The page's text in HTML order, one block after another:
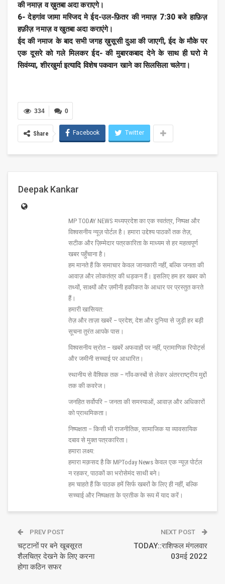
की नमाज़ व ख़ुतबा अदा कराएगे।
6- देहगांव जामा मस्जिद मे ईद-उल-फ़ितर की नमाज़ 7:30 बजे हाफ़िज़
हफ़ीज़ नमाज़ व खुतबा अदा कराएंगे।
ईद की नमाज के बाद सभी जगह ख़ुसूसी दुआ की जाएगी, ईद के मौके पर
एक दूसरे को गले मिलकर ईद- की मुबारकबाद देने के साथ ही घरो मे
सिवंय्या, शीरखुर्मा इत्यादि विशेष पकवान खाने का सिलसिला चलेगा।
0
334
Share Facebook Twitter
Deepak Kankar
MP TODAY NEWS मध्यप्रदेश का एक स्वतंत्र, निष्पक्ष और
विश्वसनीय न्यूज़ पोर्टल है। हमारा उद्देश्य पाठकों तक तेज़,
सटीक और ज़िम्मेदार पत्रकारिता के माध्यम से हर महत्वपूर्ण
खबर पहुँचाना है।
हम मानते हैं कि समाचार केवल जानकारी नहीं, बल्कि जनता की
आवाज़ और लोकतंत्र की धड़कन हैं। इसलिए हम हर खबर को
तथ्यों, साक्ष्यों और ज़मीनी हकीकत के आधार पर प्रस्तुत करते
हैं।
हमारी खासियत:
तेज़ और ताज़ा खबरें – प्रदेश, देश और दुनिया से जुड़ी हर बड़ी
सूचना तुरंत आपके पास।
विश्वसनीय स्रोत – खबरें अफवाहों पर नहीं, प्रामाणिक रिपोर्ट्स
और जमीनी सच्चाई पर आधारित।
स्थानीय से वैश्विक तक – गाँव-कस्बों से लेकर अंतरराष्ट्रीय मुद्दों
तक की कवरेज।
जनहित सर्वोपरि – जनता की समस्याओं, आवाज़ और अधिकारों
को प्राथमिकता।
निष्पक्षता – किसी भी राजनीतिक, सामाजिक या व्यावसायिक
दबाव से मुक्त पत्रकारिता।
हमारा लक्ष्य:
हमारा मक़सद है कि MPToday News केवल एक न्यूज़ पोर्टल
न रहकर, पाठकों का भरोसेमंद साथी बने।
हम चाहते हैं कि पाठक हमें सिर्फ खबरों के लिए ही नहीं, बल्कि
सच्चाई और निष्पक्षता के प्रतीक के रूप में याद करें।
PREV POST
चट्टानों पर बने खूबसूरत
शैलचित्र देखने के लिए करना
होगा कठिन सफर
NEXT POST
TODAY::राशिफल मंगलवार
03मई 2022